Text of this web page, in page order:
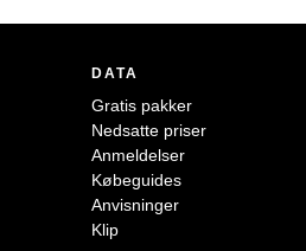
DATA
Gratis pakker
Nedsatte priser
Anmeldelser
Købeguides
Anvisninger
Klip